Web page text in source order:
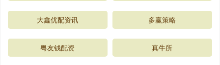
大鑫优配资讯 多赢策略
粤友钱配资 真牛所